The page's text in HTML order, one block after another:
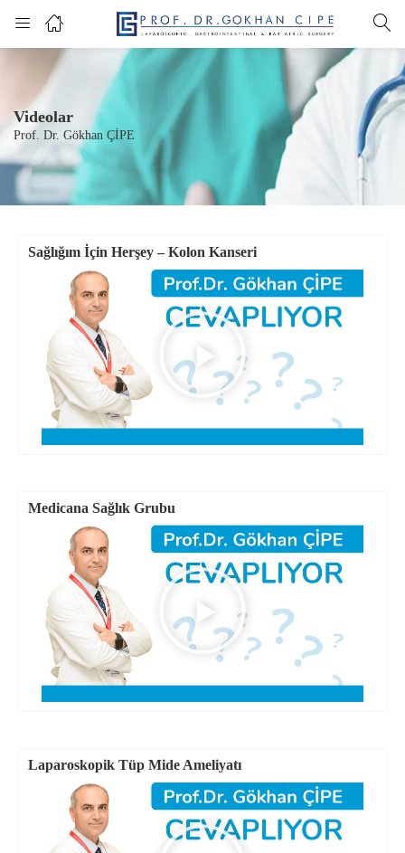
Videolar
Prof. Dr. Gökhan ÇİPE
Sağlığım İçin Herşey – Kolon Kanseri
Medicana Sağlık Grubu
Laparoskopik Tüp Mide Ameliyatı